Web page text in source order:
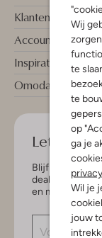
Wij
te
te
op
ga je
Wil je
jouw
Klantenservice
Account
Inspiratie
Omoda
Let's
Blijf op de
deals, speciaal
en maak kans